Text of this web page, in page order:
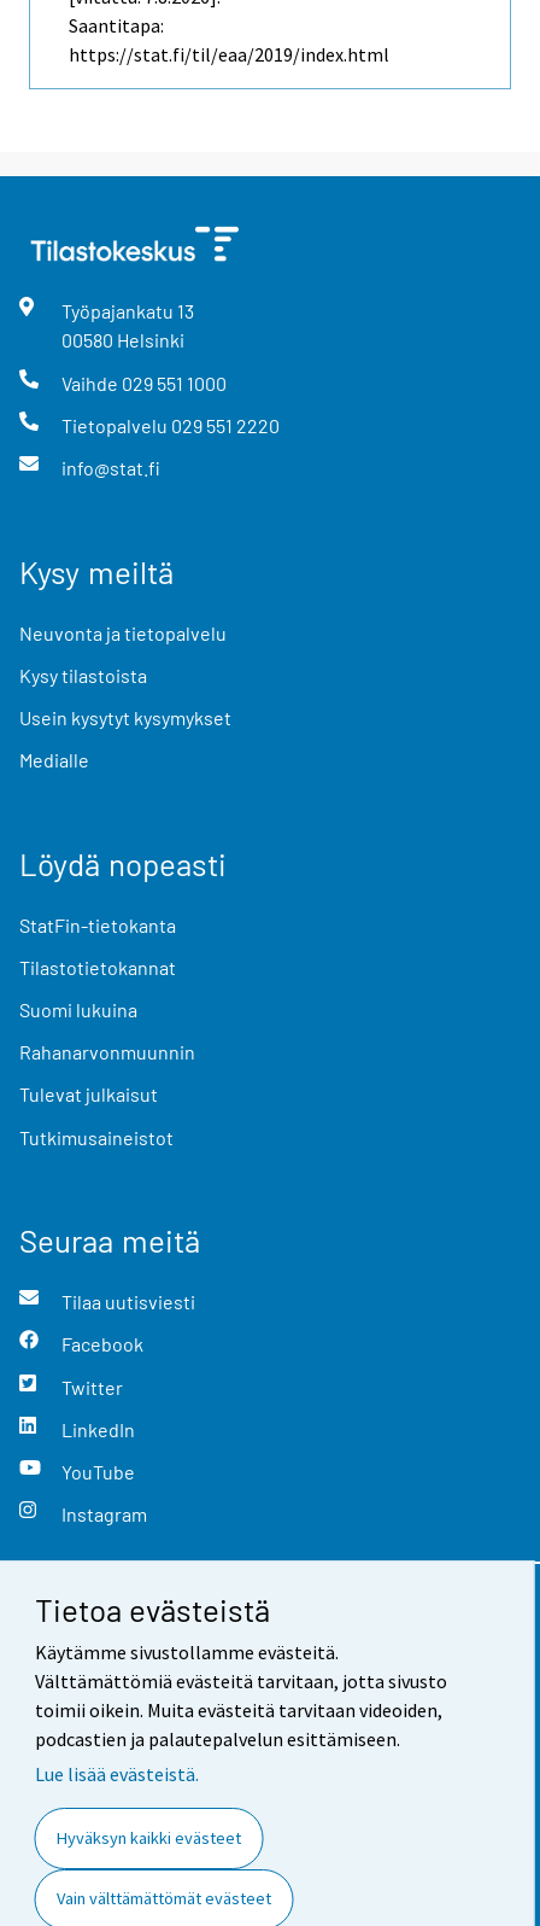
Tietoa evästeistä
Käytämme sivustollamme evästeitä.
Välttämättömiä evästeitä tarvitaan, jotta sivusto
toimii oikein. Muita evästeitä tarvitaan videoiden,
podcastien ja palautepalvelun esittämiseen.
Lue lisää evästeistä.
Hyväksyn kaikki evästeet
Vain välttämättömät evästeet
Saantitapa:
https://stat.fi/til/eaa/2019/index.html
Työpajankatu 13
00580 Helsinki
Vaihde 029 551 1000
Tietopalvelu 029 551 2220
info@stat.fi
Kysy meiltä
Neuvonta ja tietopalvelu
Kysy tilastoista
Usein kysytyt kysymykset
Medialle
Löydä nopeasti
StatFin-tietokanta
Tilastotietokannat
Suomi lukuina
Rahanarvonmuunnin
Tulevat julkaisut
Tutkimusaineistot
Seuraa meitä
Tilaa uutisviesti
Facebook
Twitter
LinkedIn
YouTube
Instagram
Yhteystiedot
Palaute
Käyttöehdot
Saavutettavuus
Tietoa sivustosta
Evästeasetukset